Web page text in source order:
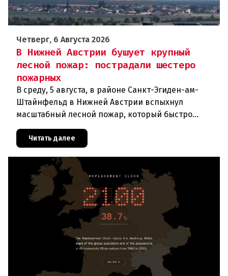
Четверг, 6 Августа 2026
В Нижней Австрии бушует крупный
лесной пожар: пострадали шестеро
пожарных
В среду, 5 августа, в районе Санкт-Эгиден-ам-
Штайнфельд в Нижней Австрии вспыхнул
масштабный лесной пожар, который быстро
В ходе тушения пострадали шесте
Читать далее